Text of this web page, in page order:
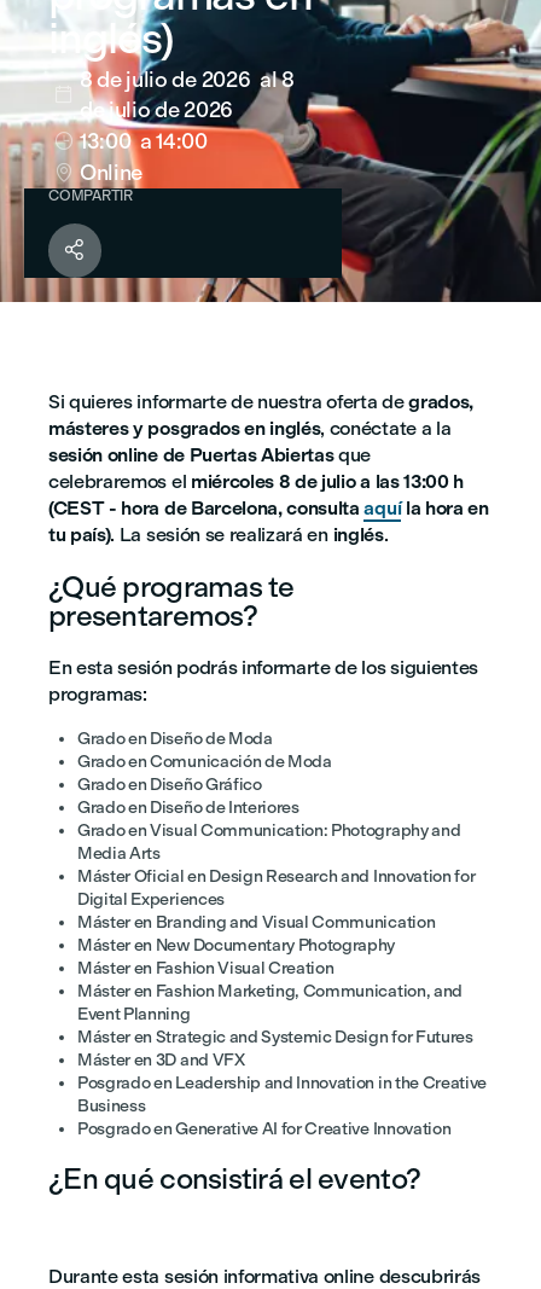
inglés)
8 de julio de 2026 al 8
de julio de 2026
 13:00a 14:00
 Online
COMPARTIR

Si quieres informarte de nuestra oferta degrados,
másteres y posgrados en inglés, conéctate a la
sesión online de Puertas Abiertasque
celebraremos el miércoles 8 de julio a las 13:00 h
(CEST - hora de Barcelona, consultaaquíla hora en
tu país). La sesión se realizará en inglés.
¿Qué programas te
presentaremos?
En esta sesión podrás informarte de los siguientes
programas:
Grado en Diseño de Moda
Grado en Comunicación de Moda
Grado en Diseño Gráfico
Grado en Diseño de Interiores
Grado en Visual Communication: Photography and
Media Arts
Máster Oficial en Design Research and Innovation for
Digital Experiences
Máster en Branding and Visual Communication
Máster en New Documentary Photography
Máster en Fashion Visual Creation
Máster en Fashion Marketing, Communication, and
Event Planning
Máster en Strategic and Systemic Design for Futures
Máster en 3D and VFX
Posgrado en Leadership and Innovation in the Creative
Business
Posgrado en Generative AI for Creative Innovation
¿En qué consistirá el evento?
Durante esta sesión informativa online descubrirás